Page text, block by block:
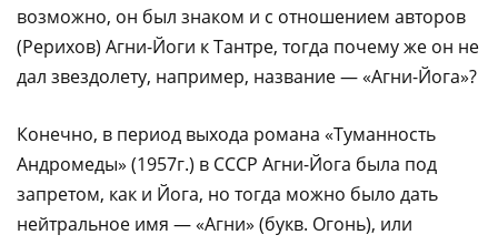
возможно, он был знаком и с отношением авторов
(Рерихов) Агни-Йоги к Тантре, тогда почему же он не
дал звездолету, например, название — «Агни-Йога»?
Конечно, в период выхода романа «Туманность
Андромеды» (1957г.) в СССР Агни-Йога была под
запретом, как и Йога, но тогда можно было дать
нейтральное имя — «Агни» (букв. Огонь), или